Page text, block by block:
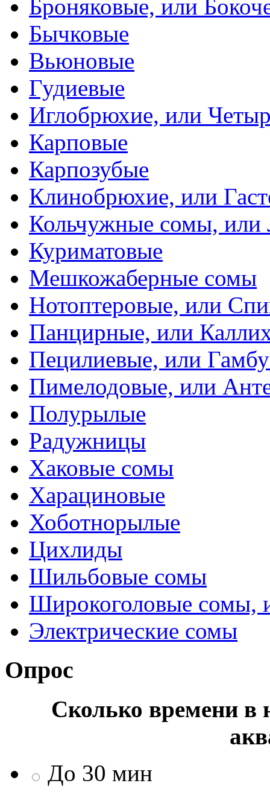
Броняковые, или
Бычковые
Вьюновые
Гудиевые
Иглобрюхие, или
Карповые
Карпозубые
Клинобрюхие, или
Кольчужные сомы, или
Куриматовые
Мешкожаберные сомы
Нотоптеровые, или
Панцирные, или
Пецилиевые, или
Пимелодовые, или
Полурылые
Радужницы
Хаковые сомы
Харациновые
Хоботнорылые
Цихлиды
Шильбовые сомы
Широкоголовые сомы,
Электрические сомы
Опрос
Сколько времени в
До 30 мин